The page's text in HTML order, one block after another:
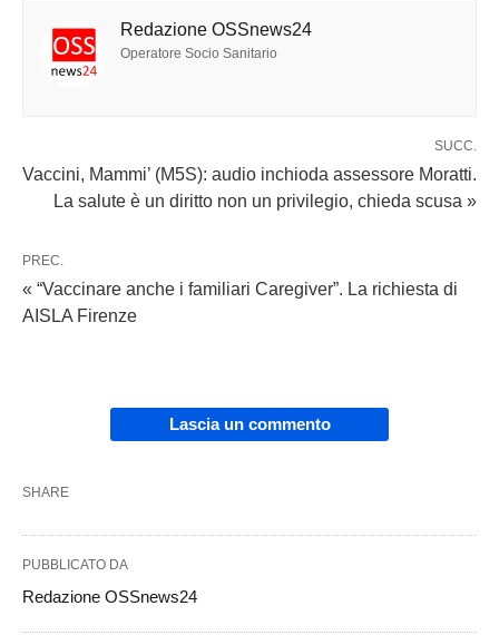
Redazione OSSnews24
Operatore Socio Sanitario
SUCC.
Vaccini, Mammi’ (M5S): audio inchioda assessore Moratti.
La salute è un diritto non un privilegio, chieda scusa »
PREC.
« “Vaccinare anche i familiari Caregiver”. La richiesta di
AISLA Firenze
Lascia un commento
SHARE
PUBBLICATO DA
Redazione OSSnews24